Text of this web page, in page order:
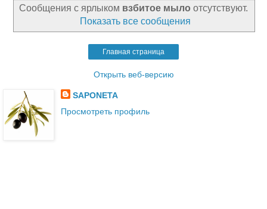
Сообщения с ярлыком взбитое мыло отсутствуют.
Показать все сообщения
Главная страница
Открыть веб-версию
SAPONETA
Просмотреть профиль